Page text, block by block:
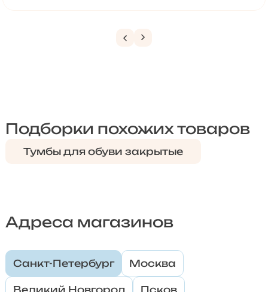
Подборки похожих товаров
Тумбы для обуви закрытые
Адреса магазинов
Санкт-Петербург Москва